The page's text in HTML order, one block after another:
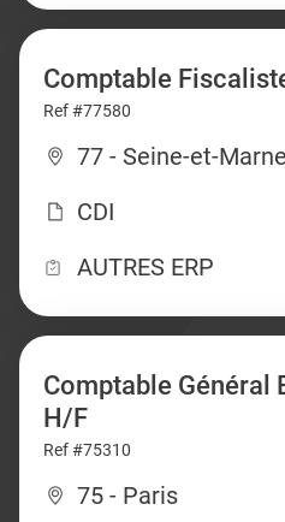
Comptable
Ref #77580
77 - Seine-et-Marne
CDI
AUTRES ERP
Comptable Général
H/F
Ref #75310
75 - Paris